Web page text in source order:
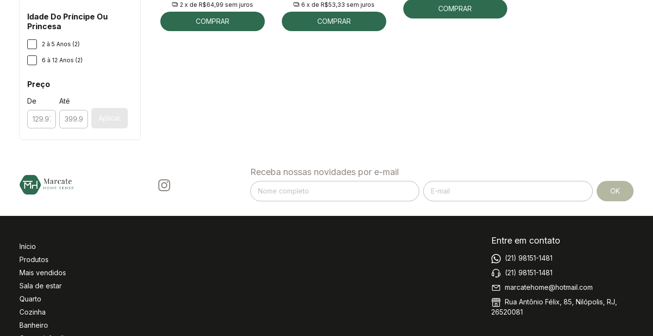
Idade Do Príncipe Ou
Princesa
2 à 5 Anos (2)
6 à 12 Anos (2)
Preço
De Até
Aplicar
2 x de R$64,99 sem juros
COMPRAR
6 x de R$53,33 sem juros
COMPRAR
COMPRAR
Receba nossas novidades por e-mail
Início
Produtos
Mais vendidos
Sala de estar
Quarto
Cozinha
Banheiro
Entre em contato
(21) 98151-1481
(21) 98151-1481
marcatehome@hotmail.com
Rua Antônio Félix, 85, Nilópolis, RJ,
26520081